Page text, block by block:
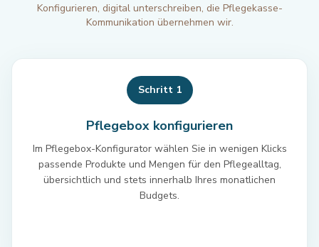
Konfigurieren, digital unterschreiben, die Pflegekasse-
Kommunikation übernehmen wir.
Schritt 1
Pflegebox konfigurieren
Im Pflegebox-Konfigurator wählen Sie in wenigen Klicks
passende Produkte und Mengen für den Pflegealltag,
übersichtlich und stets innerhalb Ihres monatlichen
Budgets.